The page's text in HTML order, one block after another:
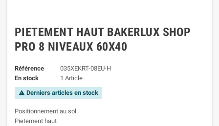
PIETEMENT HAUT BAKERLUX SHOP
PRO 8 NIVEAUX 60X40
Référence
035XEKRT-08EU-H
En stock
1 Article
warning Derniers articles en stock
Positionnement au sol
Pietement haut